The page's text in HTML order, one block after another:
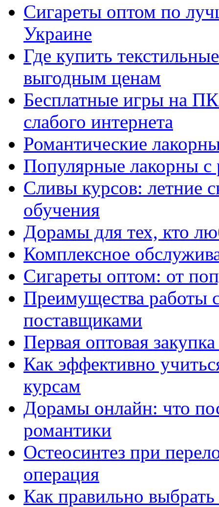
Сигареты оптом по
Украине
Где купить
выгодным ценам
Бесплатные игры на
слабого интернета
Романтические
Популярные лакорны с
Сливы курсов: летние
обучения
Дорамы для тех, кто
Комплексное
Сигареты оптом: от
Преимущества работы
поставщиками
Первая оптовая
Как эффективно
курсам
Дорамы онлайн: что
романтики
Остеосинтез при
операция
Как правильно